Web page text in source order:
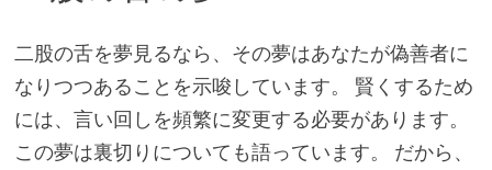
二股の舌を夢見るなら、その夢はあなたが偽善者に
なりつつあることを示唆しています。 賢くするため
には、言い回しを頻繁に変更する必要があります。
この夢は裏切りについても語っています。 だから、